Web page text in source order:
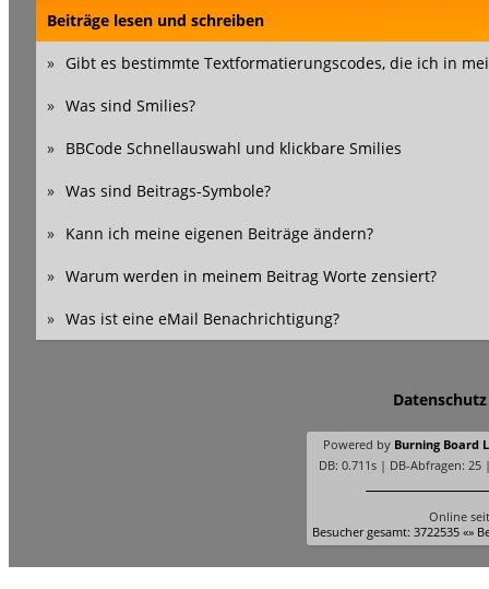
Beiträge lesen und schreiben
» Gibt es bestimmte Textformatierungscodes, die ich in
» Was sind Smilies?
» BBCode Schnellauswahl und klickbare Smilies
» Was sind Beitrags-Symbole?
» Kann ich meine eigenen Beiträge ändern?
» Warum werden in meinem Beitrag Worte zensiert?
» Was ist eine eMail Benachrichtigung?
Datenschutz
Powered by Burning Board
DB: 0.711s | DB-Abfragen: 25
Online
Besucher gesamt: 3722535 «»